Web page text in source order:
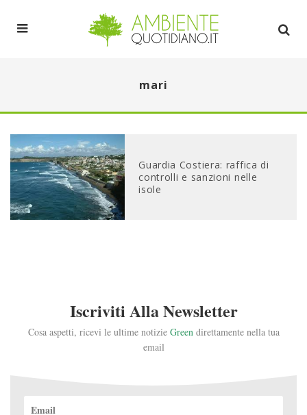
mari
Guardia Costiera: raffica di
controlli e sanzioni nelle
isole
Iscriviti Alla Newsletter
Cosa aspetti, ricevi le ultime notizie Greendirettamente nella tua
email